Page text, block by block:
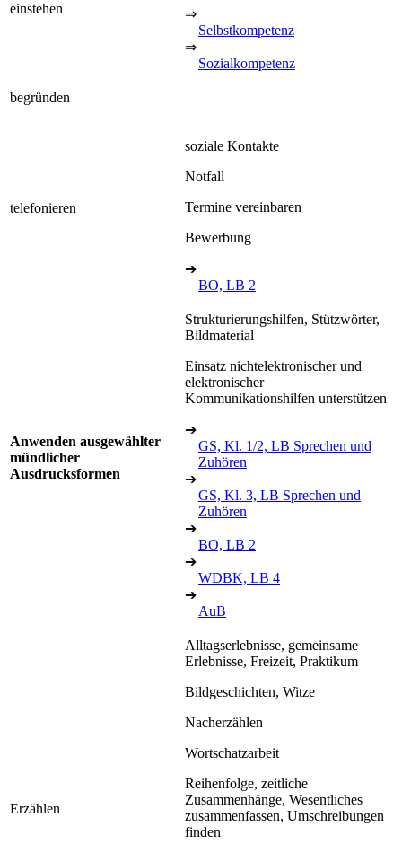
einstehen
⇒
Selbstkompetenz
⇒
Sozialkompetenz
begründen
telefonieren
soziale Kontakte
Notfall
Termine vereinbaren
Bewerbung
➔
BO, LB 2
Anwenden ausgewählter
mündlicher
Ausdrucksformen
Strukturierungshilfen, Stützwörter,
Bildmaterial
Einsatz nichtelektronischer und
elektronischer
Kommunikationshilfen unterstützen
➔
GS, Kl. 1/2, LB Sprechen und
Zuhören
➔
GS, Kl. 3, LB Sprechen und
Zuhören
➔
BO, LB 2
➔
WDBK, LB 4
➔
AuB
Erzählen
Alltagserlebnisse, gemeinsame
Erlebnisse, Freizeit, Praktikum
Bildgeschichten, Witze
Nacherzählen
Wortschatzarbeit
Reihenfolge, zeitliche
Zusammenhänge, Wesentliches
zusammenfassen, Umschreibungen
finden